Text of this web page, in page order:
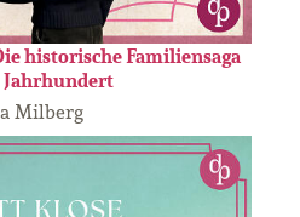
historische Familiensaga
Jahrhundert
Milberg